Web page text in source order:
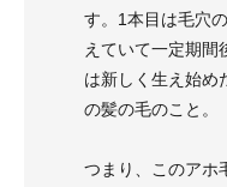
す。1本目は毛穴
えていて一定期間
は新しく生え始め
の髪の毛のこと。
つまり、このアホ